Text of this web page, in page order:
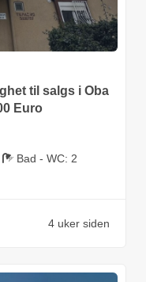
til salgs i Oba
Euro
Bad - WC: 2
4 uker siden